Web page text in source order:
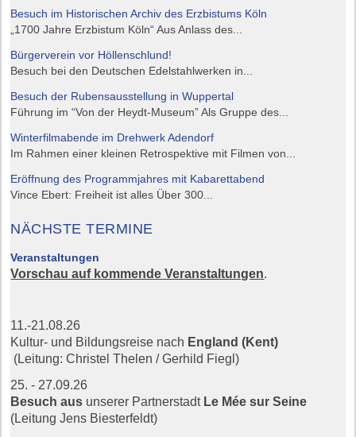
Besuch im Historischen Archiv des Erzbistums Köln
„1700 Jahre Erzbistum Köln“ Aus Anlass des...
Bürgerverein vor Höllenschlund!
Besuch bei den Deutschen Edelstahlwerken in...
Besuch der Rubensausstellung in Wuppertal
Führung im “Von der Heydt-Museum” Als Gruppe des...
Winterfilmabende im Drehwerk Adendorf
Im Rahmen einer kleinen Retrospektive mit Filmen von...
Eröffnung des Programmjahres mit Kabarettabend
Vince Ebert: Freiheit ist alles Über 300...
NÄCHSTE TERMINE
Veranstaltungen
Vorschau auf kommende Veranstaltungen.
11.-21.08.26
Kultur- und Bildungsreise nach England (Kent)
(Leitung: Christel Thelen / Gerhild Fiegl)
25. - 27.09.26
Besuch aus unserer Partnerstadt Le Mée sur Seine
(Leitung Jens Biesterfeldt)